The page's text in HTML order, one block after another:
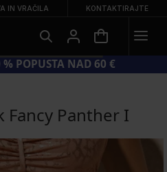
IN VRAČILA KONTAKTIRAJTE
POPUSTA NAD 60 €
Fancy Panther I